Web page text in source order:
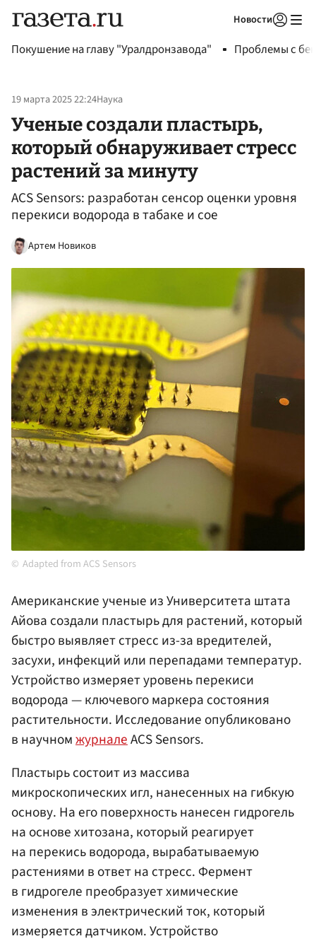
Новости
Покушение на главу "Уралдронзавода" Проблемы с
19 марта 2025 22:24Наука
Ученые создали пластырь,
который обнаруживает стресс
растений за минуту
ACS Sensors: разработан сенсор оценки уровня
перекиси водорода в табаке и сое
Артем Новиков
Adapted from ACS Sensors
Американские ученые из Университета штата
Айова создали пластырь для растений, который
быстро выявляет стресс из-за вредителей,
засухи, инфекций или перепадами температур.
Устройство измеряет уровень перекиси
водорода — ключевого маркера состояния
растительности. Исследование опубликовано
в научномжурналеACS Sensors.
Пластырь состоит из массива
микроскопических игл, нанесенных на гибкую
основу. На его поверхность нанесен гидрогель
на основе хитозана, который реагирует
на перекись водорода, вырабатываемую
растениями в ответ на стресс. Фермент
в гидрогеле преобразует химические
изменения в электрический ток, который
измеряется датчиком. Устройство